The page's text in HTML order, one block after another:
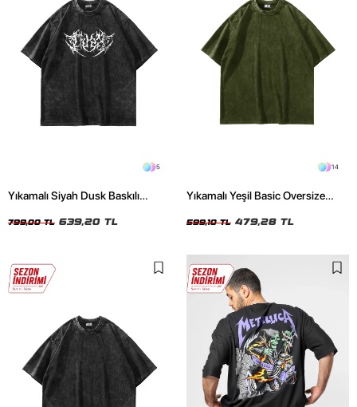
5
Yıkamalı Siyah Dusk Baskılı
799,00 TL 639,20 TL
14
Yıkamalı Yeşil Basic Oversize
599,10 TL 479,28 TL